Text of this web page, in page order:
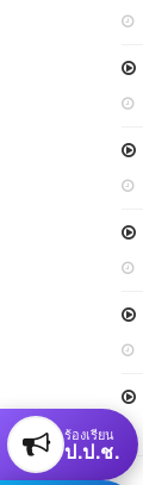
ร้องเรียน
ป.ป.ช.